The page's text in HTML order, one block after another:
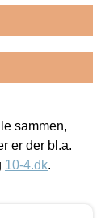
sammen,
er der bl.a.
10-4.dk.